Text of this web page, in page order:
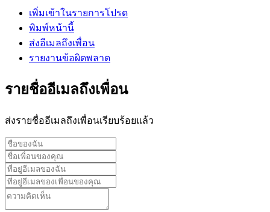
เพิ่มเข้าในรายการโปรด
พิมพ์หน้านี้
ส่งอีเมลถึงเพื่อน
รายงานข้อผิดพลาด
รายชื่ออีเมลถึงเพื่อน
ส่งรายชื่ออีเมลถึงเพื่อนเรียบร้อยแล้ว